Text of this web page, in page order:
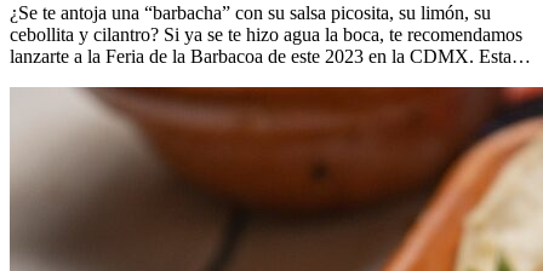
¿Se te antoja una “barbacha” con su salsa picosita, su limón, su
cebollita y cilantro? Si ya se te hizo agua la boca, te recomendamos
lanzarte a la Feria de la Barbacoa de este 2023 en la CDMX. Esta…